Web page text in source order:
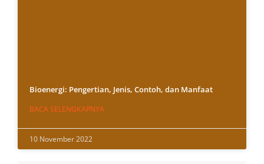
Bioenergi: Pengertian, Jenis, Contoh, dan Manfaat
BACA SELENGKAPNYA
10 November 2022